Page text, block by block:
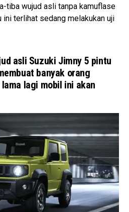
tiba wujud asli tanpa kamuflase
terlihat sedang melakukan uji
asli Suzuki Jimny 5 pintu
banyak orang
lagi mobil ini akan